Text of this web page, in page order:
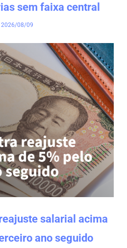
sem faixa central
2026/08/09
salarial acima
ano seguido